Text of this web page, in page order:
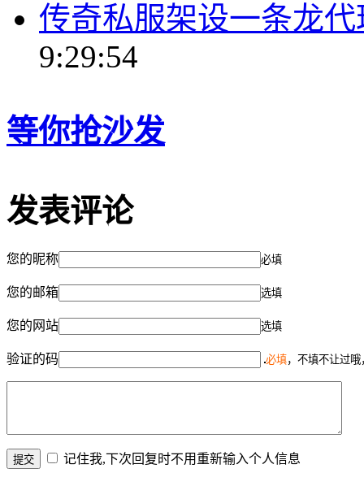
传奇私服架设一条龙
9:29:54
等你抢沙发
发表评论
您的昵称 必填
您的邮箱 选填
您的网站 选填
验证的码 必填，不填不让过
记住我,下次回复时不用重新输入个人信息